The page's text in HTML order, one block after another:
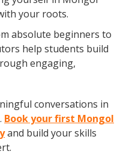
your roots.
absolute beginners to
help students build
engaging,
conversations in
Book your first Mongol
and build your skills